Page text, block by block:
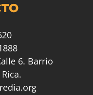
6. Barrio